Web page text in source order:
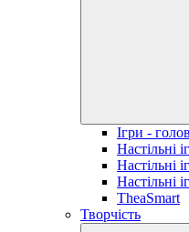
Ігри -
Настільні
Настільні
Настільні
TheaSmart
Творчість